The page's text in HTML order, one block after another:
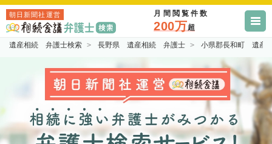
朝日新聞社運営 月間閲覧件数
200万超
遺産相続 弁護士検索 長野県 遺産相続 弁護士 小県郡長和町 遺産